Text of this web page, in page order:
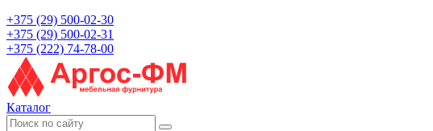
+375 (29) 500-02-30
+375 (29) 500-02-31
+375 (222) 74-78-00
Каталог